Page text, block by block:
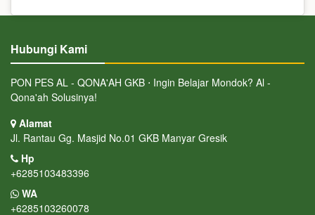
Hubungi Kami
PON PES AL - QONA'AH GKB ⋅ Ingin Belajar Mondok? Al -
Qona'ah Solusinya!
Alamat
Jl. Rantau Gg. Masjid No.01 GKB Manyar Gresik
Hp
+6285103483396
WA
+6285103260078